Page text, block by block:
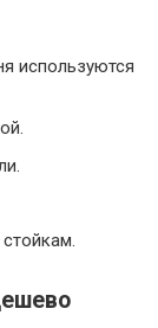
используются